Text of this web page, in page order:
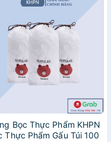
Bọc Thực Phẩm KHPN
Thực Phẩm Gấu Túi 100